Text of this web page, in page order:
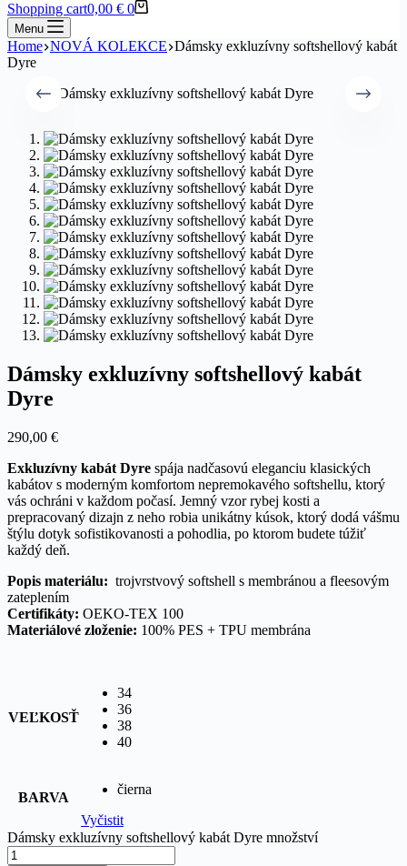
Shopping cart0,00 € 0
Menu
Home NOVÁ KOLEKCE Dámsky exkluzívny softshellový kabát
Dyre
Dámsky exkluzívny softshellový kabát
Dyre
290,00 €
Exkluzívny kabát Dyre spája nadčasovú eleganciu klasických
kabátov s moderným komfortom nepremokavého softshellu, ktorý
vás ochráni v každom počasí. Jemný vzor rybej kosti a
prepracovaný dizajn z neho robia unikátny kúsok, ktorý dodá vášmu
štýlu dotyk sofistikovanosti a pohodlia, po ktorom budete túžiť
každý deň.
Popis materiálu: trojvrstvový softshell s membránou a fleesovým
zateplením
Certifikáty: OEKO-TEX 100
Materiálové zloženie: 100% PES + TPU membrána
VEĽKOSŤ
34
36
38
40
BARVA
čierna
Vyčistit
Dámsky exkluzívny softshellový kabát Dyre množství